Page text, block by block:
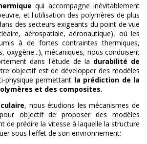
qui accompagne inévitablement
et l'utilisation des polymères de plus
des secteurs exigeants du point de vue
aérospatiale, aéronautique), où les
à de fortes contraintes thermiques,
oxygène...), mécaniques, nous conduisent
dans l'étude de la durabilité de
objectif est de développer des modèles
physique permettant la prédiction de la
et des composites.
, nous étudions les mécanismes de
objectif de proposer des modèles
de prédire la vitesse à laquelle la structure
sous l'effet de son environnement: